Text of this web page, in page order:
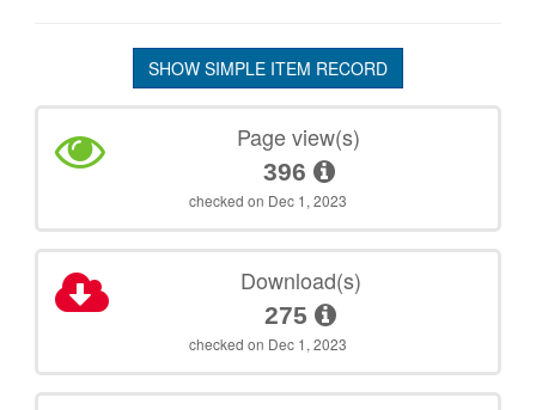
SHOW SIMPLE ITEM RECORD
Page view(s)
396
checked on Dec 1, 2023
Download(s)
275
checked on Dec 1, 2023